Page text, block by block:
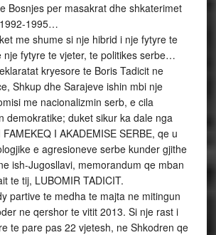
Bosnjes per masakrat dhe shkaterimet
1995…
me shume si nje hibrid i nje fytyre te
nje fytyre te vjeter, te politikes serbe…
kryesore te Boris Tadicit ne
Shkup dhe Sarajeve ishin mbi nje
me nacionalizmin serb, e cila
demokratike; duket sikur ka dale nga
I AKADEMISE SERBE, qe u
e agresioneve serbe kunder gjithe
ish-Jugosllavi, memorandum qe mban
te tij, LUBOMIR TADICIT.
partive te medha te majta ne mitingun
ne qershor te vitit 2013. Si nje rast i
te pare pas 22 vjetesh, ne Shkodren qe